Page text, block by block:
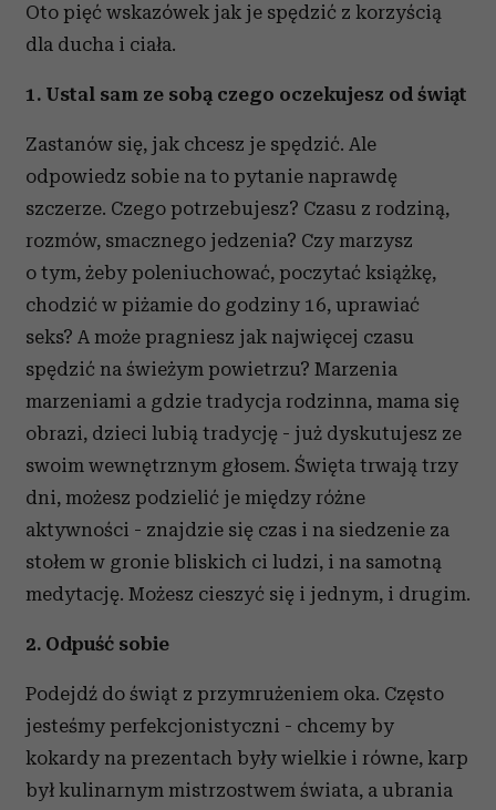
Oto pięć wskazówek jak je spędzić z korzyścią
dla ducha i ciała.
1. Ustal sam ze sobą czego oczekujesz od świąt
Zastanów się, jak chcesz je spędzić. Ale
odpowiedz sobie na to pytanie naprawdę
szczerze. Czego potrzebujesz? Czasu z rodziną,
rozmów, smacznego jedzenia? Czy marzysz
o tym, żeby poleniuchować, poczytać książkę,
chodzić w piżamie do godziny 16, uprawiać
seks? A może pragniesz jak najwięcej czasu
spędzić na świeżym powietrzu? Marzenia
marzeniami a gdzie tradycja rodzinna, mama się
obrazi, dzieci lubią tradycję - już dyskutujesz ze
swoim wewnętrznym głosem. Święta trwają trzy
dni, możesz podzielić je między różne
aktywności - znajdzie się czas i na siedzenie za
stołem w gronie bliskich ci ludzi, i na samotną
medytację. Możesz cieszyć się i jednym, i drugim.
2. Odpuść sobie
Podejdź do świąt z przymrużeniem oka. Często
jesteśmy perfekcjonistyczni - chcemy by
kokardy na prezentach były wielkie i równe, karp
był kulinarnym mistrzostwem świata, a ubrania